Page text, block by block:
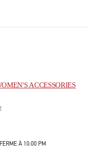
ACCESSORIES
À 10:00 PM